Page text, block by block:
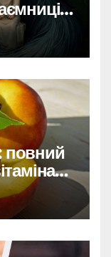
повний
і